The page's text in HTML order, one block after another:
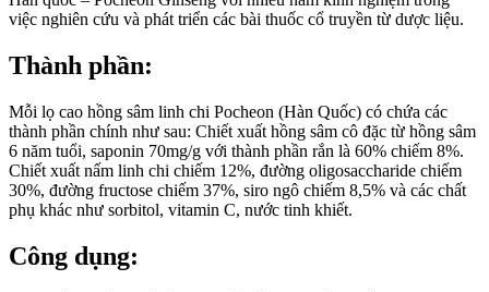
việc nghiên cứu và phát triển các bài thuốc cổ truyền từ dược liệu.
Thành phần:
Mỗi lọ cao hồng sâm linh chi Pocheon (Hàn Quốc) có chứa các
thành phần chính như sau: Chiết xuất hồng sâm cô đặc từ hồng sâm
6 năm tuổi, saponin 70mg/g với thành phần rắn là 60% chiếm 8%.
Chiết xuất nấm linh chi chiếm 12%, đường oligosaccharide chiếm
30%, đường fructose chiếm 37%, siro ngô chiếm 8,5% và các chất
phụ khác như sorbitol, vitamin C, nước tinh khiết.
Công dụng: